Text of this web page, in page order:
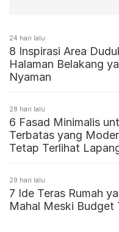
24 hari lalu
8 Inspirasi Area
Halaman Belakang
Nyaman
28 hari lalu
6 Fasad Minimalis
Terbatas yang
Tetap Terlihat
29 hari lalu
7 Ide Teras Rumah
Mahal Meski Budget